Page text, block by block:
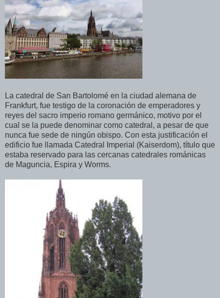
La catedral de San Bartolomé en la ciudad alemana de
Frankfurt, fue testigo de la coronación de emperadores y
reyes del sacro imperio romano germánico, motivo por el
cual se la puede denominar como catedral, a pesar de que
nunca fue sede de ningún obispo. Con esta justificación el
edificio fue llamada Catedral Imperial (Kaiserdom), título que
estaba reservado para las cercanas catedrales románicas
de Maguncia, Espira y Worms.